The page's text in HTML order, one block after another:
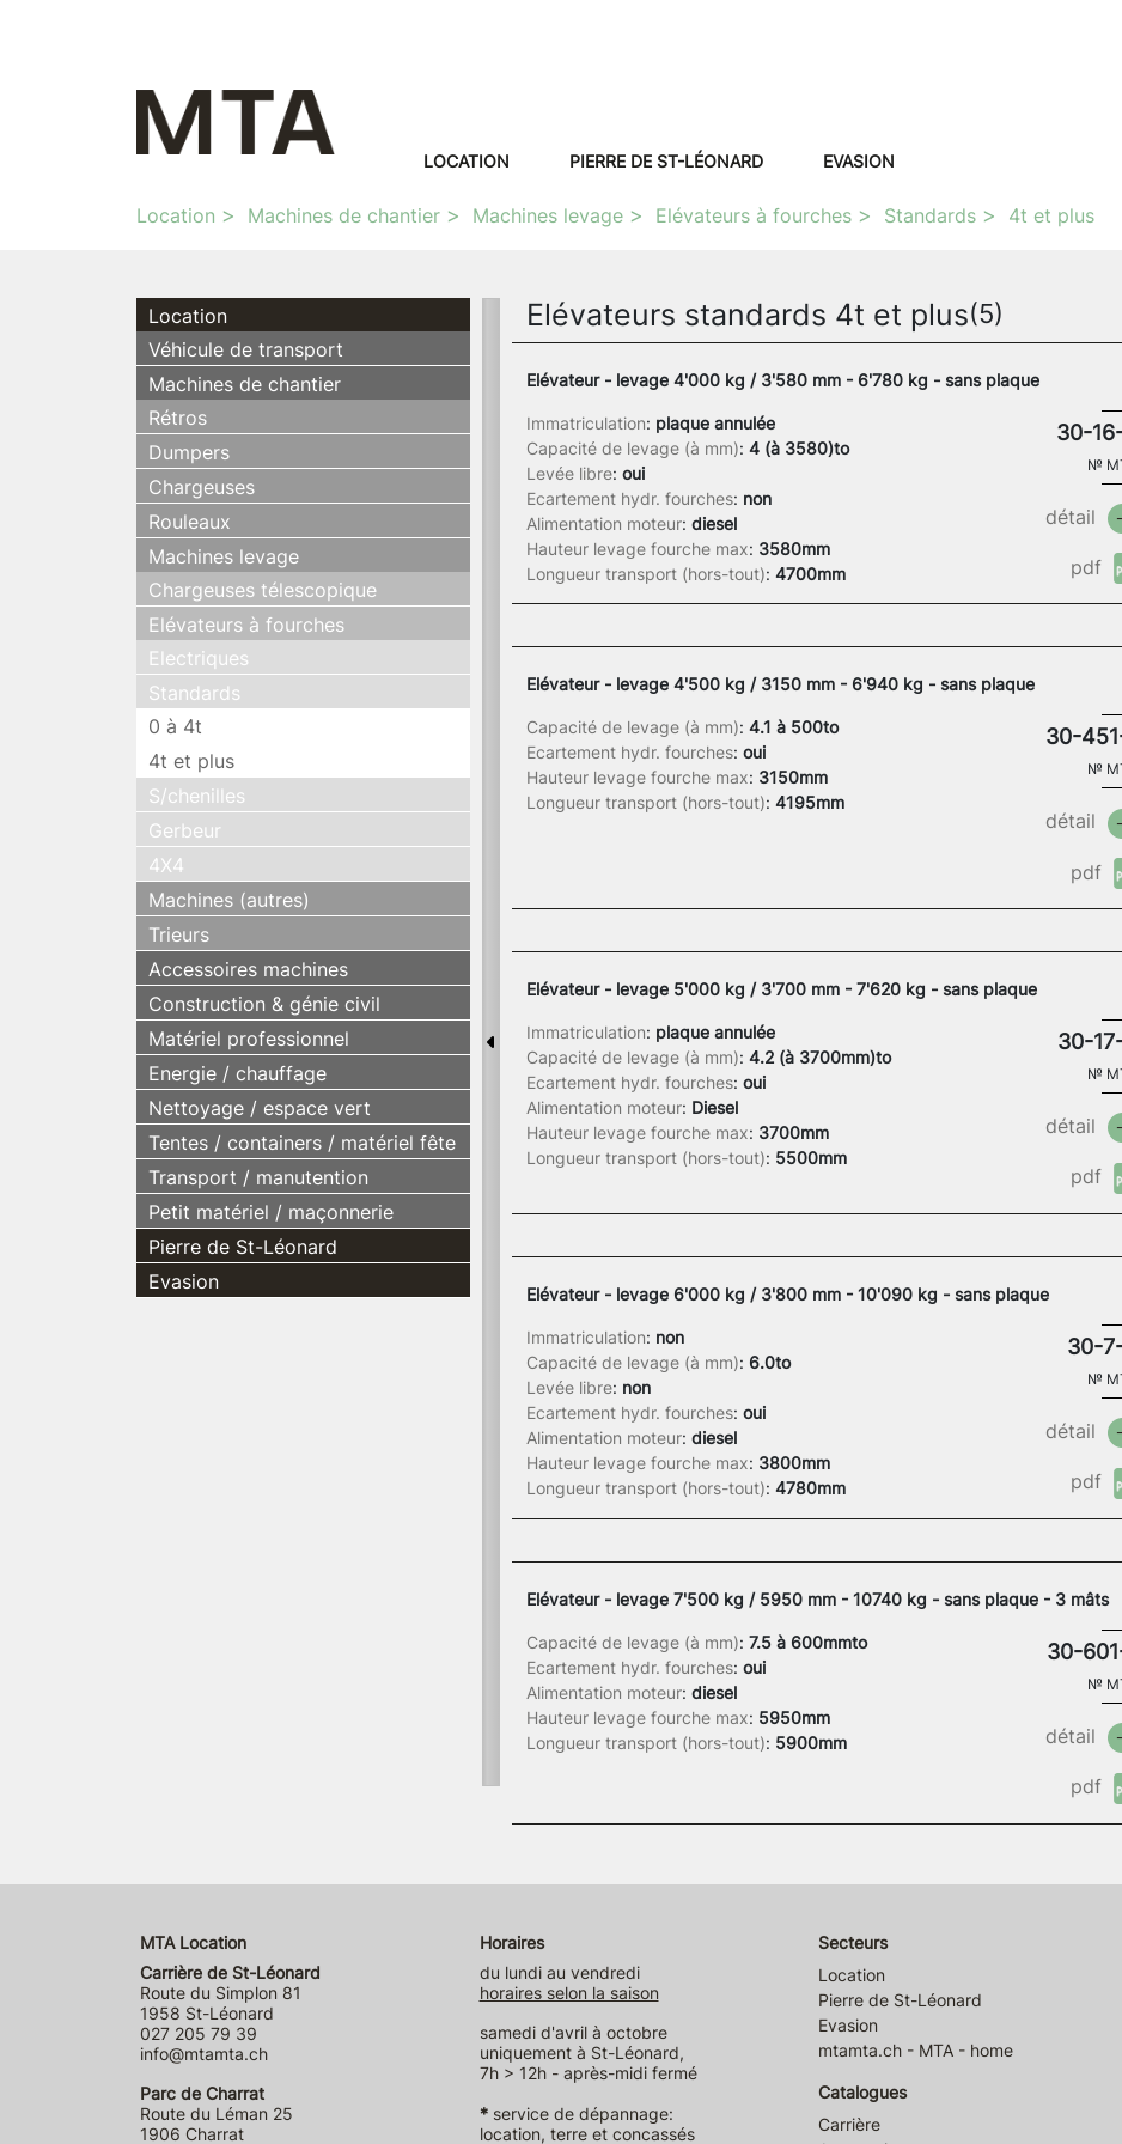
LOCATION PIERRE DE ST-LÉONARD EVASION
Location Machines de chantier Machines levage Elévateurs à fourches Standards 4t et plus
Location
Véhicule de transport
Machines de chantier
Rétros
Dumpers
Chargeuses
Rouleaux
Machines levage
Chargeuses télescopique
Elévateurs à fourches
Electriques
Standards
0 à 4t
4t et plus
S/chenilles
Gerbeur
4X4
Machines (autres)
Trieurs
Accessoires machines
Construction & génie civil
Matériel professionnel
Energie / chauffage
Nettoyage / espace vert
Tentes / containers / matériel fête
Transport / manutention
Petit matériel / maçonnerie
Pierre de St-Léonard
Evasion
Elévateurs standards 4t et plus(5)
Elévateur - levage 4'000 kg / 3'580 mm - 6'780 kg - sans plaque
Immatriculation: plaque annulée
Capacité de levage (à mm): 4 (à 3580)to
Levée libre: oui
Ecartement hydr. fourches: non
Alimentation moteur: diesel
Hauteur levage fourche max: 3580mm
Longueur transport (hors-tout): 4700mm
30-
№
détail
pdf
Elévateur - levage 4'500 kg / 3150 mm - 6'940 kg - sans plaque
Capacité de levage (à mm): 4.1 à 500to
Ecartement hydr. fourches: oui
Hauteur levage fourche max: 3150mm
Longueur transport (hors-tout): 4195mm
30-
№
détail
pdf
Elévateur - levage 5'000 kg / 3'700 mm - 7'620 kg - sans plaque
Immatriculation: plaque annulée
Capacité de levage (à mm): 4.2 (à 3700mm)to
Ecartement hydr. fourches: oui
Alimentation moteur: Diesel
Hauteur levage fourche max: 3700mm
Longueur transport (hors-tout): 5500mm
30-
№
détail
pdf
Elévateur - levage 6'000 kg / 3'800 mm - 10'090 kg - sans plaque
Immatriculation: non
Capacité de levage (à mm): 6.0to
Levée libre: non
Ecartement hydr. fourches: oui
Alimentation moteur: diesel
Hauteur levage fourche max: 3800mm
Longueur transport (hors-tout): 4780mm
30-
№
détail
pdf
Elévateur - levage 7'500 kg / 5950 mm - 10740 kg - sans plaque - 3 mâts
Capacité de levage (à mm): 7.5 à 600mmto
Ecartement hydr. fourches: oui
Alimentation moteur: diesel
Hauteur levage fourche max: 5950mm
Longueur transport (hors-tout): 5900mm
30-
№
détail
pdf
MTA Location
Carrière de St-Léonard
Route du Simplon 81
1958 St-Léonard
027 205 79 39
info@mtamta.ch
Parc de Charrat
Route du Léman 25
1906 Charrat
Horaires
du lundi au vendredi
horaires selon la saison
samedi d'avril à octobre
uniquement à St-Léonard,
7h > 12h - après-midi fermé
*service de dépannage:
location, terre et concassés
Secteurs
Location
Pierre de St-Léonard
Evasion
mtamta.ch - MTA - home
Catalogues
Carrière